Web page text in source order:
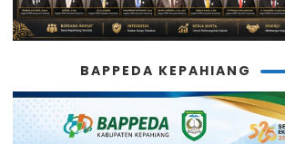
BAPPEDA KEPAHIANG